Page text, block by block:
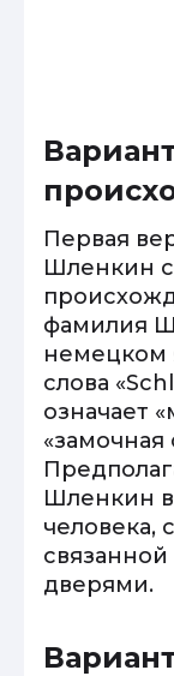
Первая
Шленкин
фамилия
немецком
слова
означает
«замочная
Шленкин
человека,
дверями.